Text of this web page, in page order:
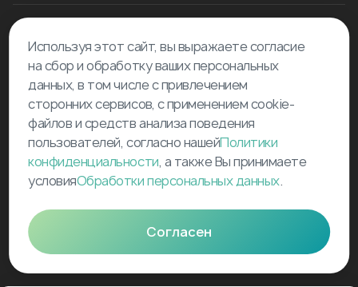
Новое в блоге
©2026Tourselfer
support@tourselfer.com
Карта сайта
Используя этот сайт, вы выражаете согласие
на сбор и обработку ваших персональных
данных, в том числе с привлечением
сторонних сервисов, с применением cookie-
файлов и средств анализа поведения
пользователей, согласно нашейПолитики
конфиденциальности, а также Вы принимаете
условияОбработки персональных данных.
Согласен